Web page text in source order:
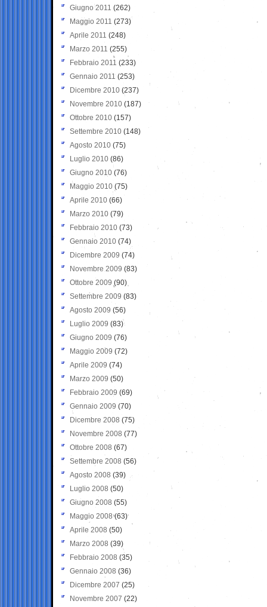
Giugno 2011 (262)
Maggio 2011 (273)
Aprile 2011 (248)
Marzo 2011 (255)
Febbraio 2011 (233)
Gennaio 2011 (253)
Dicembre 2010 (237)
Novembre 2010 (187)
Ottobre 2010 (157)
Settembre 2010 (148)
Agosto 2010 (75)
Luglio 2010 (86)
Giugno 2010 (76)
Maggio 2010 (75)
Aprile 2010 (66)
Marzo 2010 (79)
Febbraio 2010 (73)
Gennaio 2010 (74)
Dicembre 2009 (74)
Novembre 2009 (83)
Ottobre 2009 (90)
Settembre 2009 (83)
Agosto 2009 (56)
Luglio 2009 (83)
Giugno 2009 (76)
Maggio 2009 (72)
Aprile 2009 (74)
Marzo 2009 (50)
Febbraio 2009 (69)
Gennaio 2009 (70)
Dicembre 2008 (75)
Novembre 2008 (77)
Ottobre 2008 (67)
Settembre 2008 (56)
Agosto 2008 (39)
Luglio 2008 (50)
Giugno 2008 (55)
Maggio 2008(63)
Aprile 2008 (50)
Marzo 2008 (39)
Febbraio 2008 (35)
Gennaio 2008 (36)
Dicembre 2007 (25)
Novembre 2007 (22)